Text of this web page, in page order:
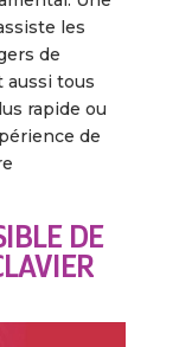
les
de
aussi tous
rapide ou
de
DE